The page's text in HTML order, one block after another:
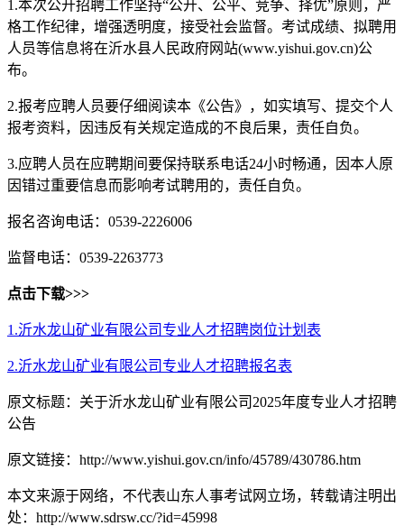
1.本次公开招聘工作坚持“公开、公平、竞争、择优”原则，严
格工作纪律，增强透明度，接受社会监督。考试成绩、拟聘用
人员等信息将在沂水县人民政府网站(www.yishui.gov.cn)公
布。
2.报考应聘人员要仔细阅读本《公告》，如实填写、提交个人
报考资料，因违反有关规定造成的不良后果，责任自负。
3.应聘人员在应聘期间要保持联系电话24小时畅通，因本人原
因错过重要信息而影响考试聘用的，责任自负。
报名咨询电话：0539-2226006
监督电话：0539-2263773
点击下载>>>
1.沂水龙山矿业有限公司专业人才招聘岗位计划表
2.沂水龙山矿业有限公司专业人才招聘报名表
原文标题：关于沂水龙山矿业有限公司2025年度专业人才招聘
公告
原文链接：http://www.yishui.gov.cn/info/45789/430786.htm
本文来源于网络，不代表山东人事考试网立场，转载请注明出
处：http://www.sdrsw.cc/?id=45998